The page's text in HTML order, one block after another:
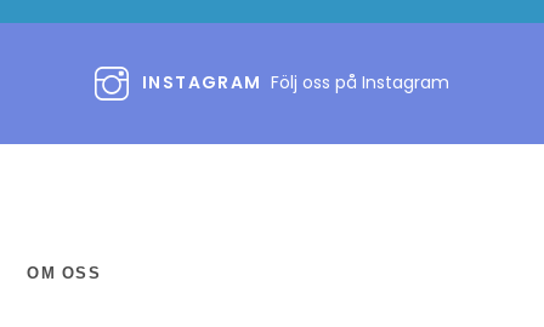
INSTAGRAM Följ oss på Instagram
OM OSS